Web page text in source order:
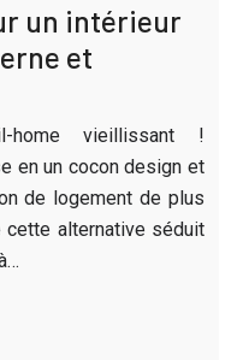
un intérieur
et
home vieillissant !
en un cocon design et
de logement de plus
alternative séduit